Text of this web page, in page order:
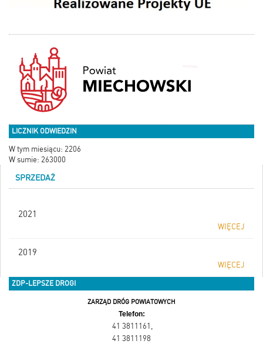
LICZNIK ODWIEDZIN
W tym miesiącu: 2206
W sumie: 263000
SPRZEDAŻ
2021
WIĘCEJ
2019
WIĘCEJ
ZDP-LEPSZE DROGI
ZARZĄD DRÓG POWIATOWYCH
Telefon:
41 3811161 ,
41 3811198